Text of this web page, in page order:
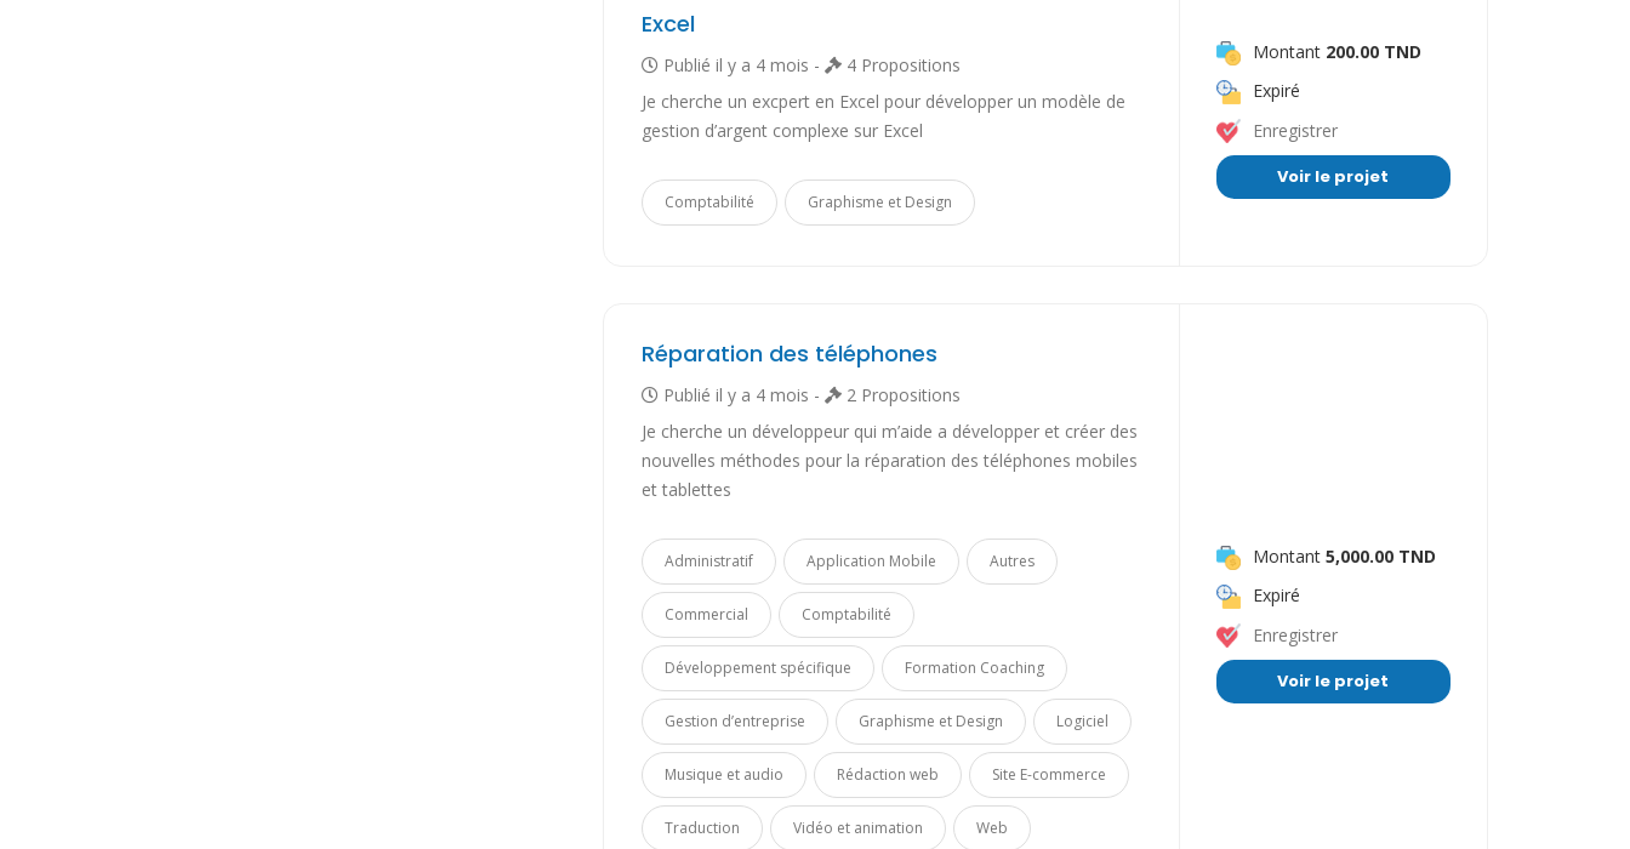
Excel
Publié il y a 4 mois -
4 Propositions
Je cherche un excpert en Excel pour développer un modèle de
gestion d’argent complexe sur Excel
Comptabilité Graphisme et Design
Montant 200.00 TND
Expiré
Enregistrer
Voir le projet
Réparation des téléphones
Publié il y a 4 mois -
2 Propositions
Je cherche un développeur qui m’aide a développer et créer des
nouvelles méthodes pour la réparation des téléphones mobiles
et tablettes
Administratif Application Mobile Autres
Commercial Comptabilité
Développement spécifique Formation Coaching
Gestion d’entreprise Graphisme et Design Logiciel
Musique et audio Rédaction web Site E-commerce
Traduction Vidéo et animation Web
Montant 5,000.00 TND
Expiré
Enregistrer
Voir le projet